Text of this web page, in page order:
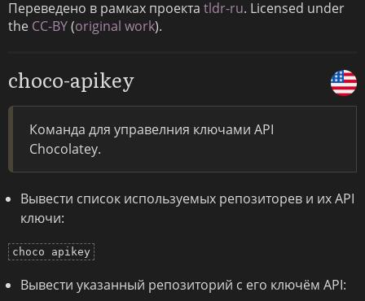
Переведено в рамках проекта tldr-ru. Licensed under
the CC-BY(original work).
choco-apikey
Команда для управелния ключами API
Chocolatey.
Вывести список используемых репозиторев и их API
ключи:
choco apikey
Вывести указанный репозиторий с его ключём API: